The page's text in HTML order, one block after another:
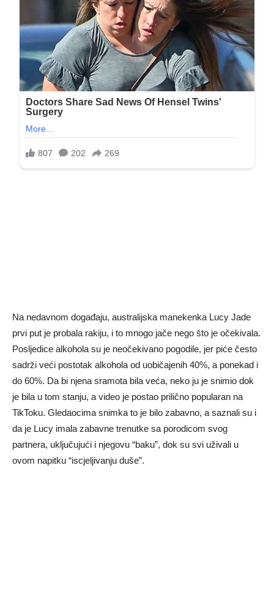
Na nedavnom događaju, australijska manekenka Lucy Jade
prvi put je probala rakiju, i to mnogo jače nego što je očekivala.
Posljedice alkohola su je neočekivano pogodile, jer piće često
sadrži veći postotak alkohola od uobičajenih 40%, a ponekad i
do 60%. Da bi njena sramota bila veća, neko ju je snimio dok
je bila u tom stanju, a video je postao prilično popularan na
TikToku. Gledaocima snimka to je bilo zabavno, a saznali su i
da je Lucy imala zabavne trenutke sa porodicom svog
partnera, uključujući i njegovu “baku”, dok su svi uživali u
ovom napitku “iscjeljivanju duše”.